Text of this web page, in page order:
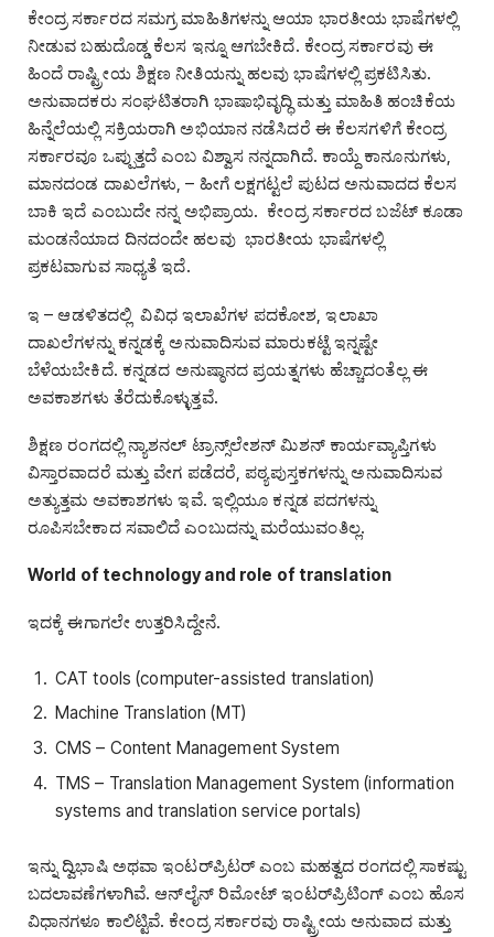
ಕೇಂದ್ರ ಸರ್ಕಾರದ ಸಮಗ್ರ ಮಾಹಿತಿಗಳನ್ನು ಆಯಾ ಭಾರತೀಯ ಭಾಷೆಗಳಲ್ಲಿ
ನೀಡುವ ಬಹುದೊಡ್ಡ ಕೆಲಸ ಇನ್ನೂ ಆಗಬೇಕಿದೆ. ಕೇಂದ್ರ ಸರ್ಕಾರವು ಈ
ಹಿಂದೆ ರಾಷ್ಟ್ರೀಯ ಶಿಕ್ಷಣ ನೀತಿಯನ್ನು ಹಲವು ಭಾಷೆಗಳಲ್ಲಿ ಪ್ರಕಟಿಸಿತು.
ಅನುವಾದಕರು ಸಂಘಟಿತರಾಗಿ ಭಾಷಾಭಿವೃದ್ಧಿ ಮತ್ತು ಮಾಹಿತಿ ಹಂಚಿಕೆಯ
ಹಿನ್ನೆಲೆಯಲ್ಲಿ ಸಕ್ರಿಯರಾಗಿ ಅಭಿಯಾನ ನಡೆಸಿದರೆ ಈ ಕೆಲಸಗಳಿಗೆ ಕೇಂದ್ರ
ಸರ್ಕಾರವೂ ಒಪ್ಪುತ್ತದೆ ಎಂಬ ವಿಶ್ವಾಸ ನನ್ನದಾಗಿದೆ. ಕಾಯ್ದೆ ಕಾನೂನುಗಳು,
ಮಾನದಂಡ ದಾಖಲೆಗಳು, – ಹೀಗೆ ಲಕ್ಷಗಟ್ಟಲೆ ಪುಟದ ಅನುವಾದದ ಕೆಲಸ
ಬಾಕಿ ಇದೆ ಎಂಬುದೇ ನನ್ನ ಅಭಿಪ್ರಾಯ. ಕೇಂದ್ರ ಸರ್ಕಾರದ ಬಜೆಟ್‌ ಕೂಡಾ
ಮಂಡನೆಯಾದ ದಿನದಂದೇ ಹಲವು ಭಾರತೀಯ ಭಾಷೆಗಳಲ್ಲಿ
ಪ್ರಕಟವಾಗುವ ಸಾಧ್ಯತೆ ಇದೆ.
ಇ – ಆಡಳಿತದಲ್ಲಿ ವಿವಿಧ ಇಲಾಖೆಗಳ ಪದಕೋಶ, ಇಲಾಖಾ
ದಾಖಲೆಗಳನ್ನು ಕನ್ನಡಕ್ಕೆ ಅನುವಾದಿಸುವ ಮಾರುಕಟ್ಟೆ ಇನ್ನಷ್ಟೇ
ಬೆಳೆಯಬೇಕಿದೆ. ಕನ್ನಡದ ಅನುಷ್ಠಾನದ ಪ್ರಯತ್ನಗಳು ಹೆಚ್ಚಾದಂತೆಲ್ಲ ಈ
ಅವಕಾಶಗಳು ತೆರೆದುಕೊಳ್ಳುತ್ತವೆ.
ಶಿಕ್ಷಣ ರಂಗದಲ್ಲಿ ನ್ಯಾಶನಲ್‌ ಟ್ರಾನ್ಸ್‌ಲೇಶನ್‌ ಮಿಶನ್‌ ಕಾರ್ಯವ್ಯಾಪ್ತಿಗಳು
ವಿಸ್ತಾರವಾದರೆ ಮತ್ತು ವೇಗ ಪಡೆದರೆ, ಪಠ್ಯಪುಸ್ತಕಗಳನ್ನು ಅನುವಾದಿಸುವ
ಅತ್ಯುತ್ತಮ ಅವಕಾಶಗಳು ಇವೆ. ಇಲ್ಲಿಯೂ ಕನ್ನಡ ಪದಗಳನ್ನು
ರೂಪಿಸಬೇಕಾದ ಸವಾಲಿದೆ ಎಂಬುದನ್ನು ಮರೆಯುವಂತಿಲ್ಲ.
World of technology and role of translation
ಇದಕ್ಕೆ ಈಗಾಗಲೇ ಉತ್ತರಿಸಿದ್ದೇನೆ.
CAT tools (computer-assisted translation)
Machine Translation (MT)
CMS – Content Management System
TMS – Translation Management System (information
systems and translation service portals)
ಇನ್ನು ದ್ವಿಭಾಷಿ ಅಥವಾ ಇಂಟರ್‌ಪ್ರಿಟರ್‌ ಎಂಬ ಮಹತ್ವದ ರಂಗದಲ್ಲಿ ಸಾಕಷ್ಟು
ಬದಲಾವಣೆಗಳಾಗಿವೆ. ಆನ್‌ಲೈನ್‌ ರಿಮೋಟ್‌ ಇಂಟರ್‌ಪ್ರಿಟಿಂಗ್‌ ಎಂಬ ಹೊಸ
ವಿಧಾನಗಳೂ ಕಾಲಿಟ್ಟಿವೆ. ಕೇಂದ್ರ ಸರ್ಕಾರವು ರಾಷ್ಟ್ರೀಯ ಅನುವಾದ ಮತ್ತು